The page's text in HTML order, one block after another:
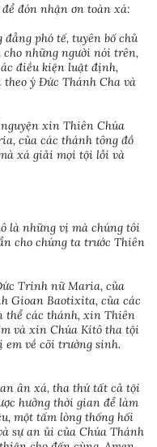
đón nhận ơn toàn xá:
phó tế, tuyên bố chủ
những người nói trên,
điều kiện luật định,
ý Đức Thánh Cha và
xin Thiên Chúa
của các thánh tông đồ
xá giải mọi tội lỗi và
là những vị mà chúng tôi
cho chúng ta trước Thiên
Trinh nữ Maria, của
Gioan Baotixita, của các
thể các thánh, xin Thiên
và xin Chúa Kitô tha tội
về cõi trường sinh.
ân xá, tha thứ tất cả tội
hưởng thời gian để làm
một tấm lòng thống hối
sự an ủi của Chúa Thánh